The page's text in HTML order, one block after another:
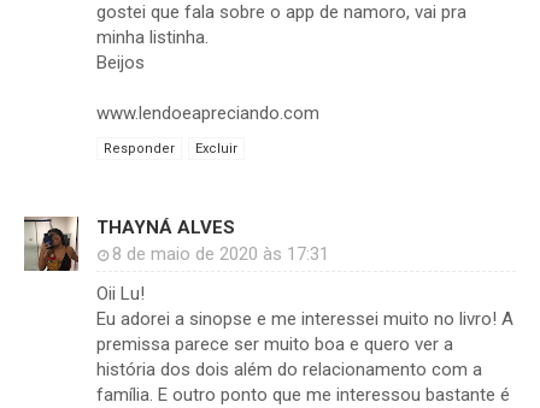
gostei que fala sobre o app de namoro, vai pra
minha listinha.
Beijos
www.lendoeapreciando.com
Responder Excluir
THAYNÁ ALVES
8 de maio de 2020 às 17:31
Oii Lu!
Eu adorei a sinopse e me interessei muito no livro! A
premissa parece ser muito boa e quero ver a
história dos dois além do relacionamento com a
família. E outro ponto que me interessou bastante é